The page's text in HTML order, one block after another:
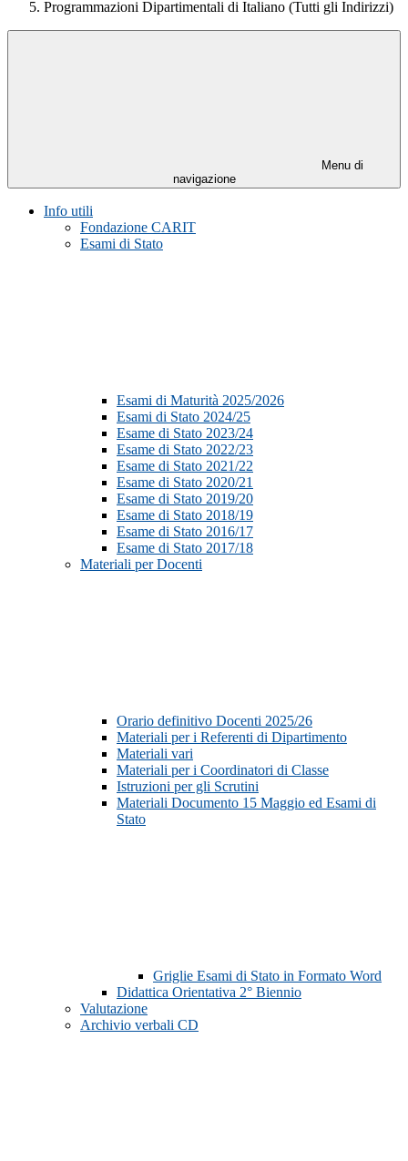
Programmazioni Dipartimentali di Italiano (Tutti gli Indirizzi)
Menu di
navigazione
Info utili
Fondazione CARIT
Esami di Stato
Esami di Maturità 2025/2026
Esami di Stato 2024/25
Esame di Stato 2023/24
Esame di Stato 2022/23
Esame di Stato 2021/22
Esame di Stato 2020/21
Esame di Stato 2019/20
Esame di Stato 2018/19
Esame di Stato 2016/17
Esame di Stato 2017/18
Materiali per Docenti
Orario definitivo Docenti 2025/26
Materiali per i Referenti di Dipartimento
Materiali vari
Materiali per i Coordinatori di Classe
Istruzioni per gli Scrutini
Materiali Documento 15 Maggio ed Esami di
Stato
Griglie Esami di Stato in Formato Word
Didattica Orientativa 2° Biennio
Valutazione
Archivio verbali CD